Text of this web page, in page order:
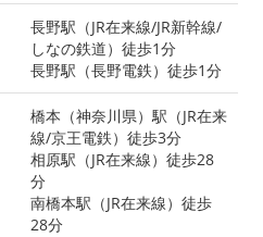
長野駅（JR在来線/JR新幹線/
しなの鉄道）徒歩1分
長野駅（長野電鉄）徒歩1分
橋本（神奈川県）駅（JR在来
線/京王電鉄）徒歩3分
相原駅（JR在来線）徒歩28
分
南橋本駅（JR在来線）徒歩
28分